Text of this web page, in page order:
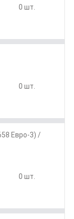
0 шт.
0 шт.
Евро-3) /
0 шт.